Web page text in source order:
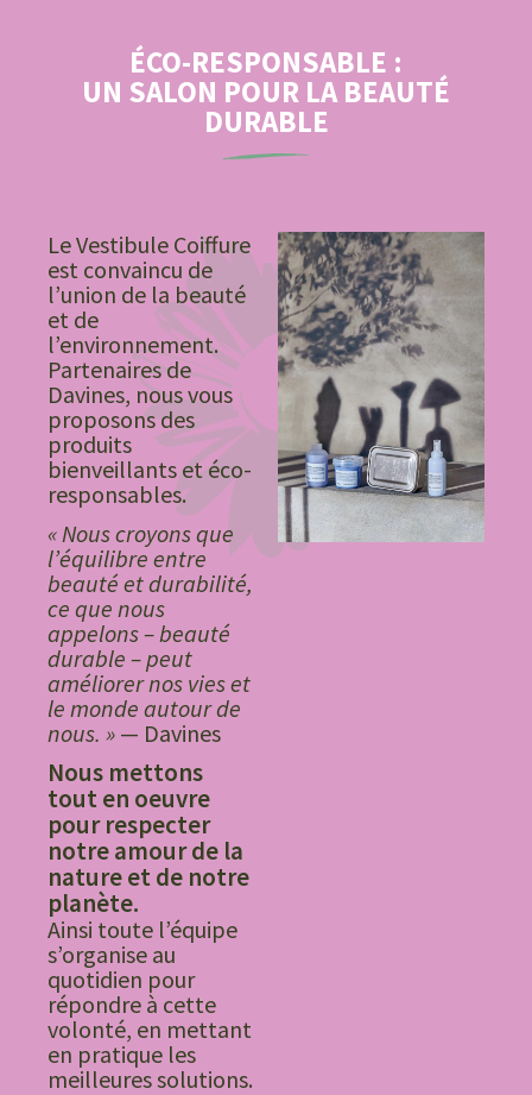
ÉCO-RESPONSABLE :
UN SALON POUR LA BEAUTÉ
DURABLE
Le Vestibule Coiffure
est convaincu de
l’union de la beauté
et de
l’environnement.
Partenaires de
Davines, nous vous
proposons des
produits
bienveillants et éco-
responsables.
« Nous croyons que
l’équilibre entre
beauté et durabilité,
ce que nous
appelons – beauté
durable – peut
améliorer nos vies et
le monde autour de
nous. » — Davines
Nous mettons
tout en oeuvre
pour respecter
notre amour de la
nature et de notre
planète.
Ainsi toute l’équipe
s’organise au
quotidien pour
répondre à cette
volonté, en mettant
en pratique les
meilleures solutions.